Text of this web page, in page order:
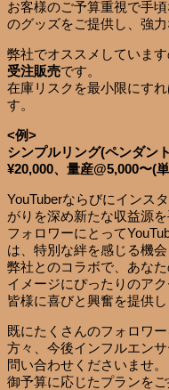
お客様のご予算重視で手
のグッズをご提供し、強
弊社でオススメしています
受注販売です。
在庫リスクを最小限にす
す。
<例>
シンプルリング(ペンダン
¥20,000、量産@5,000〜(
YouTuberならびにインス
がりを深め新たな収益源
フォロワーにとって
は、特別な絆を感じる機会
弊社とのコラボで、あな
イメージにぴったりのア
皆様に喜びと興奮を提供し
既にたくさんのフォロワ
方々、今後インフルエン
問い合わせくださいませ。
御予算に応じたプランを